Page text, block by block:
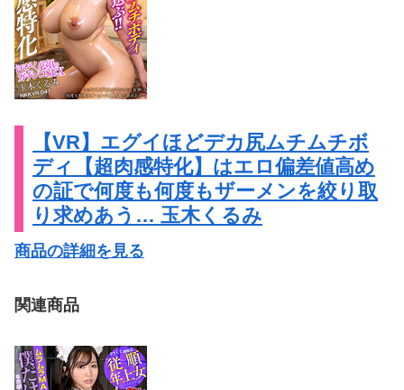
【VR】エグイほどデカ尻ムチムチボ
ディ【超肉感特化】はエロ偏差値高め
の証で何度も何度もザーメンを絞り取
り求めあう… 玉木くるみ
商品の詳細を見る
関連商品